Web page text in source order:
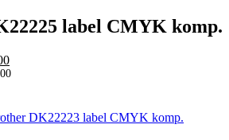
label CMYK komp.
Den
aktuelle
kr. 85,00.